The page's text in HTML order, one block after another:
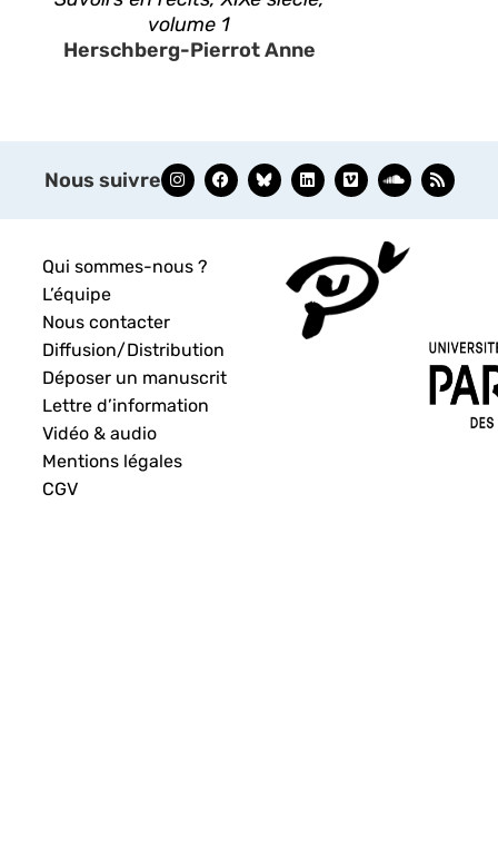
volume 1
Herschberg-Pierrot Anne
Nous suivre
Qui sommes-nous ?
L’équipe
Nous contacter
Diffusion/Distribution
Déposer un manuscrit
Lettre d’information
Vidéo & audio
Mentions légales
CGV